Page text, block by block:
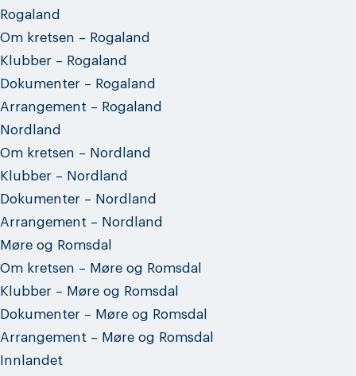
Rogaland
Om kretsen – Rogaland
Klubber – Rogaland
Dokumenter – Rogaland
Arrangement – Rogaland
Nordland
Om kretsen – Nordland
Klubber – Nordland
Dokumenter – Nordland
Arrangement – Nordland
Møre og Romsdal
Om kretsen – Møre og Romsdal
Klubber – Møre og Romsdal
Dokumenter – Møre og Romsdal
Arrangement – Møre og Romsdal
Innlandet